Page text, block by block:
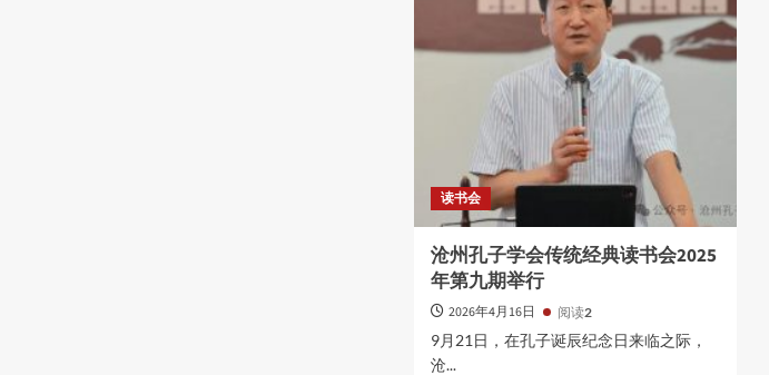
读书会
沧州孔子学会传统经典读书会2025
年第九期举行
2026年4月16日 阅读2
9月21日，在孔子诞辰纪念日来临之际，
沧...